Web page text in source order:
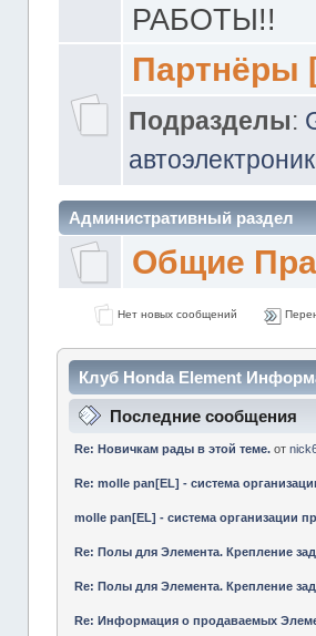
РАБОТЫ!!
Партнёры
Подразделы:
Административный раздел
Общие
Нет новых сообщений
Клуб Honda Element
Последние сообщения
Re: Новичкам рады в этой теме. от
Re: molle pan[EL] - система
molle pan[EL] - система организации
Re: Полы для Элемента. Крепление
Re: Полы для Элемента. Крепление
Re: Информация о продаваемых